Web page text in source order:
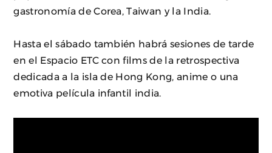
gastronomía de Corea, Taiwan y la India.
Hasta el sábado también habrá sesiones de tarde
en el Espacio ETC con films de la retrospectiva
dedicada a la isla de Hong Kong, anime o una
emotiva película infantil india.